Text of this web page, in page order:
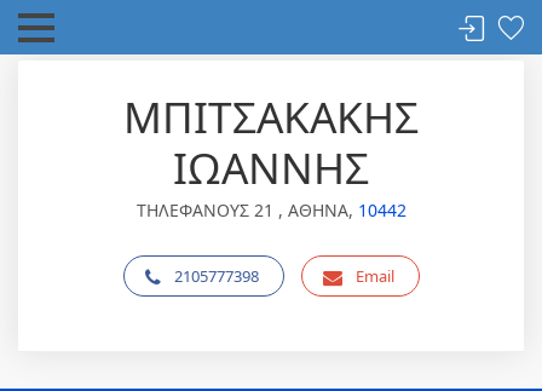
ΜΠΙΤΣΑΚΑΚΗΣ
ΙΩΑΝΝΗΣ
ΤΗΛΕΦΑΝΟΥΣ 21 , ΑΘΗΝΑ, 10442
2105777398 Email